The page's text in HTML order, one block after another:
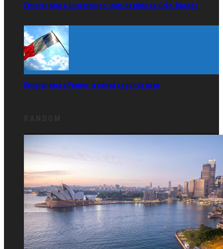
Emigrar para o Luxemburgo: com destino ao Grão-Ducado
Emigrar para a França: a nossa segunda casa